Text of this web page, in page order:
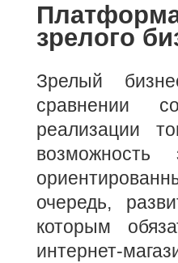
зрелого
Зрелый
сравнении
реализации
возможность
очередь,
которым
интернет-